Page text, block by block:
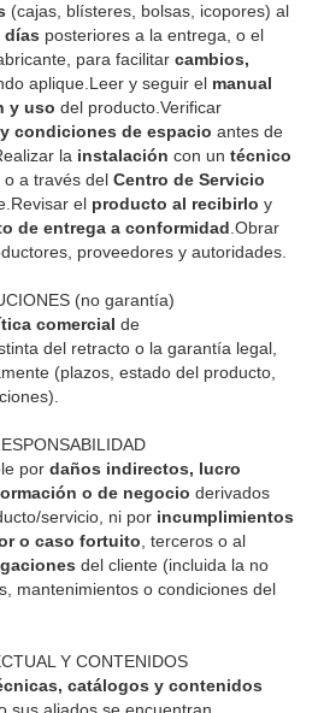
(cajas, blísteres, bolsas, icopores) al
días posteriores a la entrega, o el
para facilitarcambios,
aplique.Leer y seguir el manual
y uso del producto.Verificar
condiciones de espacio antes de
la instalación con untécnico
o a través delCentro de Servicio
el producto al recibirlo y
de entrega a conformidad .Obrar
proveedores y autoridades.
(no garantía)
comercial de
del retracto o la garantía legal,
(plazos, estado del producto,
pordaños indirectos, lucro
o de negocio derivados
servicio, ni por incumplimientos
o caso fortuito , terceros o al
del cliente (incluida la no
mantenimientos o condiciones del
Y CONTENIDOS
catálogos y contenidos